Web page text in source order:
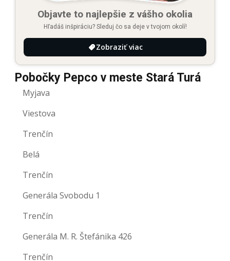
Objavte to najlepšie z vášho okolia
Hľadáš inšpiráciu? Sleduj čo sa deje v tvojom okolí!
Zobraziť viac
Pobočky Pepco v meste Stará Turá
Myjava
Viestova
Trenčín
Belá
Trenčín
Generála Svobodu 1
Trenčín
Generála M. R. Štefánika 426
Trenčín